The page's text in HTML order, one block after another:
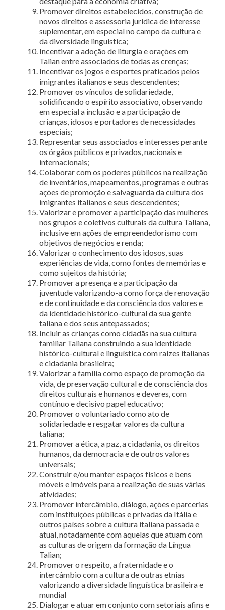
Promover direitos estabelecidos, construção de
novos direitos e assessoria jurídica de interesse
suplementar, em especial no campo da cultura e
da diversidade linguística;
Incentivar a adoção de liturgia e orações em
Talian entre associados de todas as crenças;
Incentivar os jogos e esportes praticados pelos
imigrantes italianos e seus descendentes;
Promover os vínculos de solidariedade,
solidificando o espírito associativo, observando
em especial a inclusão e a participação de
crianças, idosos e portadores de necessidades
especiais;
Representar seus associados e interesses perante
os órgãos públicos e privados, nacionais e
internacionais;
Colaborar com os poderes públicos na realização
de inventários, mapeamentos, programas e outras
ações de promoção e salvaguarda da cultura dos
imigrantes italianos e seus descendentes;
Valorizar e promover a participação das mulheres
nos grupos e coletivos culturais da cultura Taliana,
inclusive em ações de empreendedorismo com
objetivos de negócios e renda;
Valorizar o conhecimento dos idosos, suas
experiências de vida, como fontes de memórias e
como sujeitos da história;
Promover a presença e a participação da
juventude valorizando-a como força de renovação
e de continuidade e da consciência dos valores e
da identidade histórico-cultural da sua gente
taliana e dos seus antepassados;
Incluir as crianças como cidadãs na sua cultura
familiar Taliana construindo a sua identidade
histórico-cultural e linguística com raízes italianas
e cidadania brasileira;
Valorizar a família como espaço de promoção da
vida, de preservação cultural e de consciência dos
direitos culturais e humanos e deveres, com
contínuo e decisivo papel educativo;
Promover o voluntariado como ato de
solidariedade e resgatar valores da cultura
taliana;
Promover a ética, a paz, a cidadania, os direitos
humanos, da democracia e de outros valores
universais;
Construir e/ou manter espaços físicos e bens
móveis e imóveis para a realização de suas várias
atividades;
Promover intercâmbio, diálogo, ações e parcerias
com instituições públicas e privadas da Itália e
outros países sobre a cultura italiana passada e
atual, notadamente com aquelas que atuam com
as culturas de origem da formação da Língua
Talian;
Promover o respeito, a fraternidade e o
intercâmbio com a cultura de outras etnias
valorizando a diversidade linguística brasileira e
mundial
Dialogar e atuar em conjunto com setoriais afins e